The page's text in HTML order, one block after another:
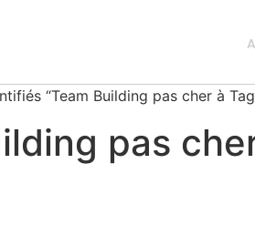
“Team Building pas cher à
pas